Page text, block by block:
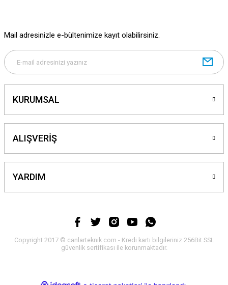
Mail adresinizle e-bültenimize kayıt olabilirsiniz.
KURUMSAL
ALIŞVERİŞ
YARDIM
Copyright 2017 © canlarteknik.com - Kredi kartı bilgileriniz 256Bit SSL
güvenlik sertifikası ile korunmaktadır.